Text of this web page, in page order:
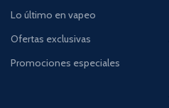
Lo último en vapeo
Ofertas exclusivas
Promociones especiales